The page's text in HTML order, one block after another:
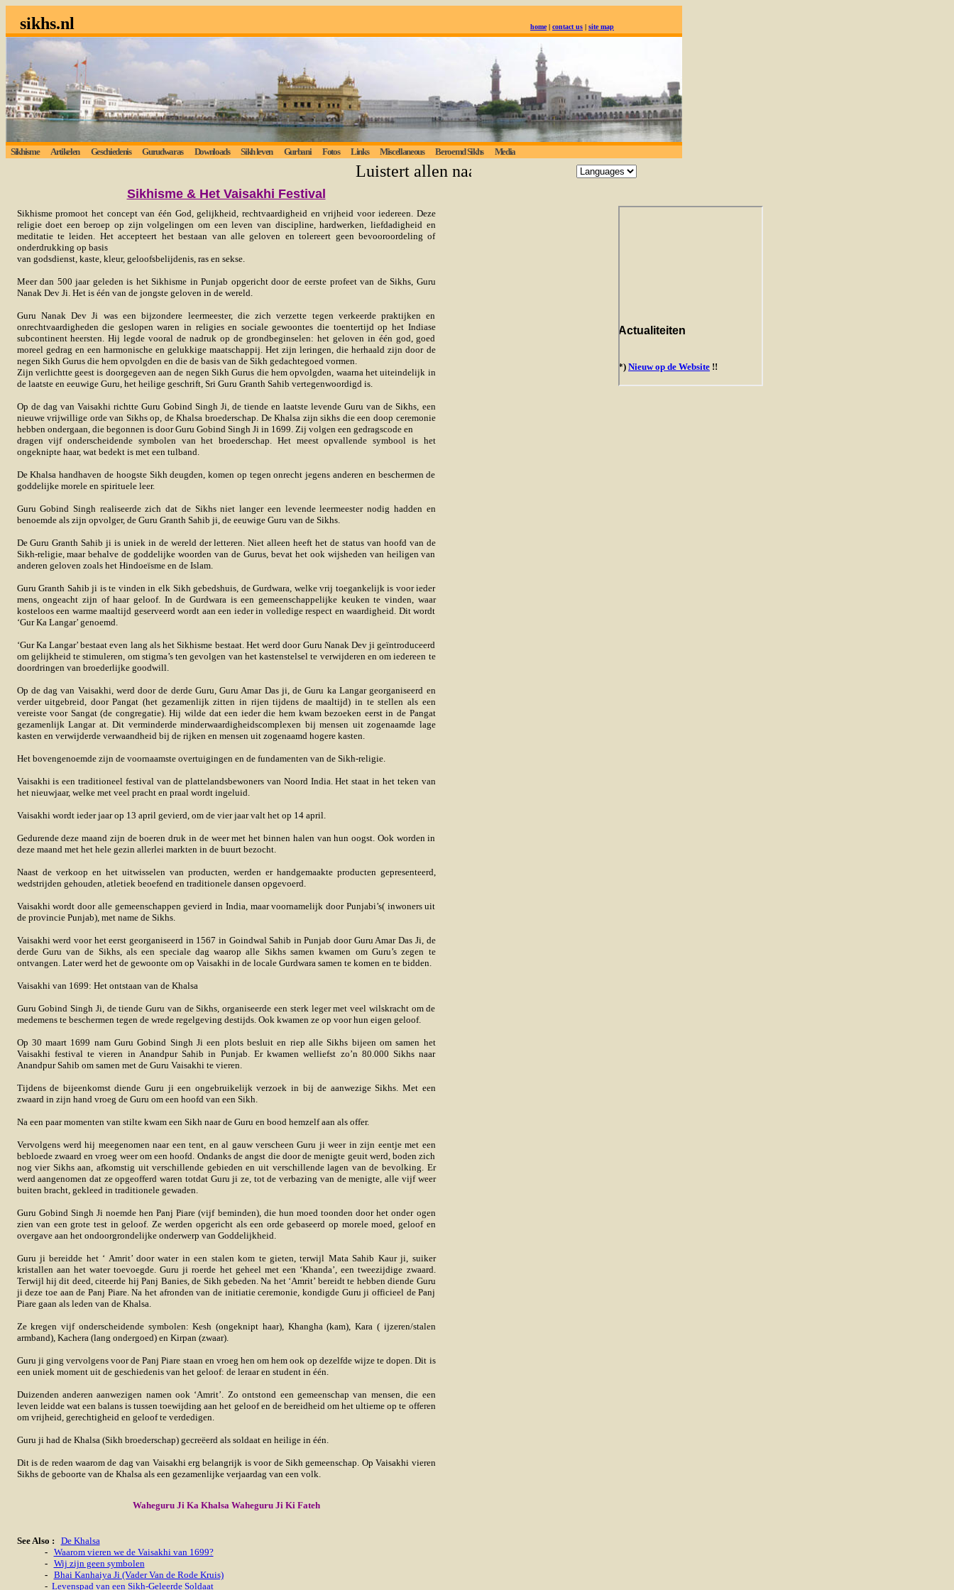
sikhs.nl home| contact us | site map
Sikhisme Artikelen Geschiedenis Gurudwaras Downloads Sikh leven Gurbani Fotos Links Miscellaneous Beroemd Sikhs Media
Luistert allen naar de eeuwige waarheid; degene die lief heeft zal God verkrijgen. -
Sikhisme & Het Vaisakhi Festival
Sikhisme promoot het concept van één God, gelijkheid, rechtvaardigheid en vrijheid voor iedereen. Deze
religie doet een beroep op zijn volgelingen om een leven van discipline, hardwerken, liefdadigheid en
meditatie te leiden. Het accepteert het bestaan van alle geloven en tolereert geen bevooroordeling of
onderdrukking op basis
van godsdienst, kaste, kleur, geloofsbelijdenis, ras en sekse.
Meer dan 500 jaar geleden is het Sikhisme in Punjab opgericht door de eerste profeet van de Sikhs, Guru
Nanak Dev Ji. Het is één van de jongste geloven in de wereld.
Guru Nanak Dev Ji was een bijzondere leermeester, die zich verzette tegen verkeerde praktijken en
onrechtvaardigheden die geslopen waren in religies en sociale gewoontes die toentertijd op het Indiase
subcontinent heersten. Hij legde vooral de nadruk op de grondbeginselen: het geloven in één god, goed
moreel gedrag en een harmonische en gelukkige maatschappij. Het zijn leringen, die herhaald zijn door de
negen Sikh Gurus die hem opvolgden en die de basis van de Sikh gedachtegoed vormen.
Zijn verlichtte geest is doorgegeven aan de negen Sikh Gurus die hem opvolgden, waarna het uiteindelijk in
de laatste en eeuwige Guru, het heilige geschrift, Sri Guru Granth Sahib vertegenwoordigd is.
Op de dag van Vaisakhi richtte Guru Gobind Singh Ji, de tiende en laatste levende Guru van de Sikhs, een
nieuwe vrijwillige orde van Sikhs op, de Khalsa broederschap. De Khalsa zijn sikhs die een doop ceremonie
hebben ondergaan, die begonnen is door Guru Gobind Singh Ji in 1699. Zij volgen een gedragscode en
dragen vijf onderscheidende symbolen van het broederschap. Het meest opvallende symbool is het
ongeknipte haar, wat bedekt is met een tulband.
De Khalsa handhaven de hoogste Sikh deugden, komen op tegen onrecht jegens anderen en beschermen de
goddelijke morele en spirituele leer.
Guru Gobind Singh realiseerde zich dat de Sikhs niet langer een levende leermeester nodig hadden en
benoemde als zijn opvolger, de Guru Granth Sahib ji, de eeuwige Guru van de Sikhs.
De Guru Granth Sahib ji is uniek in de wereld der letteren. Niet alleen heeft het de status van hoofd van de
Sikh-religie, maar behalve de goddelijke woorden van de Gurus, bevat het ook wijsheden van heiligen van
anderen geloven zoals het Hindoeïsme en de Islam.
Guru Granth Sahib ji is te vinden in elk Sikh gebedshuis, de Gurdwara, welke vrij toegankelijk is voor ieder
mens, ongeacht zijn of haar geloof. In de Gurdwara is een gemeenschappelijke keuken te vinden, waar
kosteloos een warme maaltijd geserveerd wordt aan een ieder in volledige respect en waardigheid. Dit wordt
‘Gur Ka Langar’ genoemd.
‘Gur Ka Langar’ bestaat even lang als het Sikhisme bestaat. Het werd door Guru Nanak Dev ji geïntroduceerd
om gelijkheid te stimuleren, om stigma’s ten gevolgen van het kastenstelsel te verwijderen en om iedereen te
doordringen van broederlijke goodwill.
Op de dag van Vaisakhi, werd door de derde Guru, Guru Amar Das ji, de Guru ka Langar georganiseerd en
verder uitgebreid, door Pangat (het gezamenlijk zitten in rijen tijdens de maaltijd) in te stellen als een
vereiste voor Sangat (de congregatie). Hij wilde dat een ieder die hem kwam bezoeken eerst in de Pangat
gezamenlijk Langar at. Dit verminderde minderwaardigheidscomplexen bij mensen uit zogenaamde lage
kasten en verwijderde verwaandheid bij de rijken en mensen uit zogenaamd hogere kasten.
Het bovengenoemde zijn de voornaamste overtuigingen en de fundamenten van de Sikh-religie.
Vaisakhi is een traditioneel festival van de plattelandsbewoners van Noord India. Het staat in het teken van
het nieuwjaar, welke met veel pracht en praal wordt ingeluid.
Vaisakhi wordt ieder jaar op 13 april gevierd, om de vier jaar valt het op 14 april.
Gedurende deze maand zijn de boeren druk in de weer met het binnen halen van hun oogst. Ook worden in
deze maand met het hele gezin allerlei markten in de buurt bezocht.
Naast de verkoop en het uitwisselen van producten, werden er handgemaakte producten gepresenteerd,
wedstrijden gehouden, atletiek beoefend en traditionele dansen opgevoerd.
Vaisakhi wordt door alle gemeenschappen gevierd in India, maar voornamelijk door Punjabi’s( inwoners uit
de provincie Punjab), met name de Sikhs.
Vaisakhi werd voor het eerst georganiseerd in 1567 in Goindwal Sahib in Punjab door Guru Amar Das Ji, de
derde Guru van de Sikhs, als een speciale dag waarop alle Sikhs samen kwamen om Guru’s zegen te
ontvangen. Later werd het de gewoonte om op Vaisakhi in de locale Gurdwara samen te komen en te bidden.
Vaisakhi van 1699: Het ontstaan van de Khalsa
Guru Gobind Singh Ji, de tiende Guru van de Sikhs, organiseerde een sterk leger met veel wilskracht om de
medemens te beschermen tegen de wrede regelgeving destijds. Ook kwamen ze op voor hun eigen geloof.
Op 30 maart 1699 nam Guru Gobind Singh Ji een plots besluit en riep alle Sikhs bijeen om samen het
Vaisakhi festival te vieren in Anandpur Sahib in Punjab. Er kwamen welliefst zo’n 80.000 Sikhs naar
Anandpur Sahib om samen met de Guru Vaisakhi te vieren.
Tijdens de bijeenkomst diende Guru ji een ongebruikelijk verzoek in bij de aanwezige Sikhs. Met een
zwaard in zijn hand vroeg de Guru om een hoofd van een Sikh.
Na een paar momenten van stilte kwam een Sikh naar de Guru en bood hemzelf aan als offer.
Vervolgens werd hij meegenomen naar een tent, en al gauw verscheen Guru ji weer in zijn eentje met een
bebloede zwaard en vroeg weer om een hoofd. Ondanks de angst die door de menigte geuit werd, boden zich
nog vier Sikhs aan, afkomstig uit verschillende gebieden en uit verschillende lagen van de bevolking. Er
werd aangenomen dat ze opgeofferd waren totdat Guru ji ze, tot de verbazing van de menigte, alle vijf weer
buiten bracht, gekleed in traditionele gewaden.
Guru Gobind Singh Ji noemde hen Panj Piare (vijf beminden), die hun moed toonden door het onder ogen
zien van een grote test in geloof. Ze werden opgericht als een orde gebaseerd op morele moed, geloof en
overgave aan het ondoorgrondelijke onderwerp van Goddelijkheid.
Guru ji bereidde het ‘ Amrit’ door water in een stalen kom te gieten, terwijl Mata Sahib Kaur ji, suiker
kristallen aan het water toevoegde. Guru ji roerde het geheel met een ‘Khanda’, een tweezijdige zwaard.
Terwijl hij dit deed, citeerde hij Panj Banies, de Sikh gebeden. Na het ‘Amrit’ bereidt te hebben diende Guru
ji deze toe aan de Panj Piare. Na het afronden van de initiatie ceremonie, kondigde Guru ji officieel de Panj
Piare gaan als leden van de Khalsa.
Ze kregen vijf onderscheidende symbolen: Kesh (ongeknipt haar), Khangha (kam), Kara ( ijzeren/stalen
armband), Kachera (lang ondergoed) en Kirpan (zwaar).
Guru ji ging vervolgens voor de Panj Piare staan en vroeg hen om hem ook op dezelfde wijze te dopen. Dit is
een uniek moment uit de geschiedenis van het geloof: de leraar en student in één.
Duizenden anderen aanwezigen namen ook ‘Amrit’. Zo ontstond een gemeenschap van mensen, die een
leven leidde wat een balans is tussen toewijding aan het geloof en de bereidheid om het ultieme op te offeren
om vrijheid, gerechtigheid en geloof te verdedigen.
Guru ji had de Khalsa (Sikh broederschap) gecreëerd als soldaat en heilige in één.
Dit is de reden waarom de dag van Vaisakhi erg belangrijk is voor de Sikh gemeenschap. Op Vaisakhi vieren
Sikhs de geboorte van de Khalsa als een gezamenlijke verjaardag van een volk.
Waheguru Ji Ka Khalsa Waheguru Ji Ki Fateh
See Also :
De Khalsa
- Waarom vieren we de Vaisakhi van 1699?
- Wij zijn geen symbolen
- Bhai Kanhaiya Ji (Vader Van de Rode Kruis)
- Levenspad van een Sikh-Geleerde Soldaat